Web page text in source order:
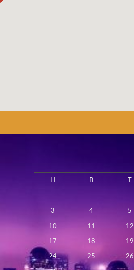
H B
3 4 5
10 11 12
17 18 19
24 25 26